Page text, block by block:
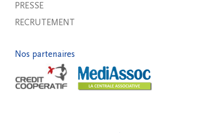
PRESSE
RECRUTEMENT
Nos partenaires